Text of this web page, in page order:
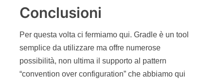
Conclusioni
Per questa volta ci fermiamo qui. Gradle è un tool
semplice da utilizzare ma offre numerose
possibilità, non ultima il supporto al pattern
“convention over configuration” che abbiamo qui